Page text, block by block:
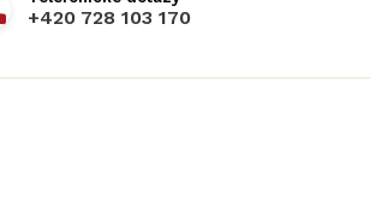
+420 728 103 170